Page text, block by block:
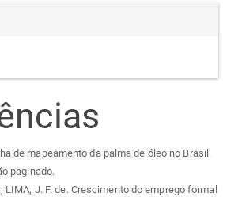
de mapeamento da palma de óleo no Brasil.
paginado.
LIMA, J. F. de. Crescimento do emprego formal